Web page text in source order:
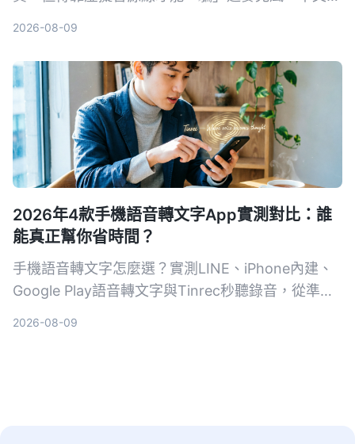
續整理功能幫你分析哪個最省時間。
2026-08-09
2026年4款手機語音轉文字App實測對比：誰
能真正幫你省時間？
手機語音轉文字怎麼選？實測LINE、iPhone內建、
Google Play語音轉文字與Tinrec秒聽錄音，從準確
2026-08-09